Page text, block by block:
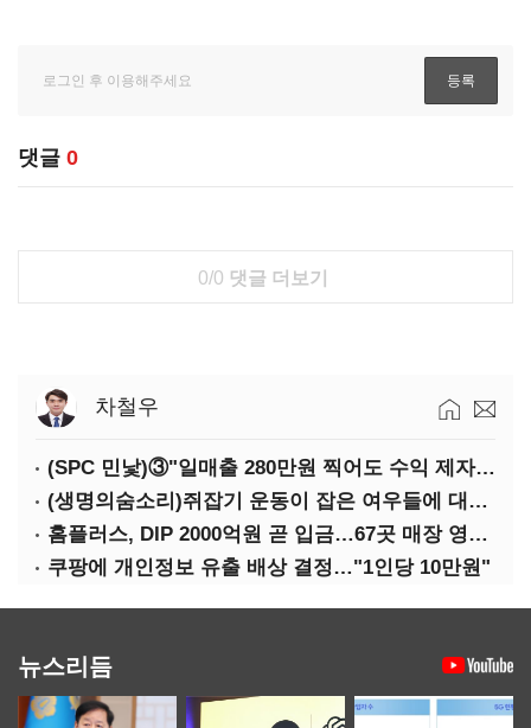
댓글 0
0/0 댓글 더보기
차철우
(SPC 민낯)③"일매출 280만원 찍어도 수익 제자리"…점주 울리는 '상시 할인'
(생명의숨소리)쥐잡기 운동이 잡은 여우들에 대하여
홈플러스, DIP 2000억원 곧 입금…67곳 매장 영업 재개 예정
쿠팡에 개인정보 유출 배상 결정…"1인당 10만원"
뉴스리듬